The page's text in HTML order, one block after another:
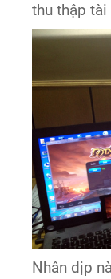
thu thập tài
Nhân dịp